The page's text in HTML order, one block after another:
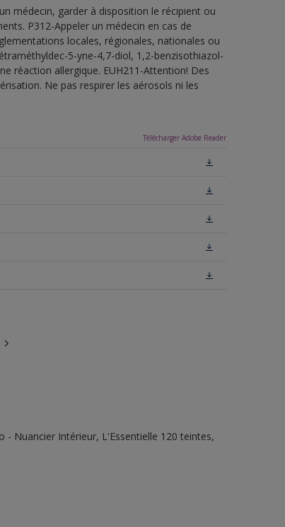
médecin, garder à disposition le récipient ou
P312-Appeler un médecin en cas de
locales, régionales, nationales ou
5-yne-4,7-diol, 1,2-benzisothiazol-
réaction allergique. EUH211-Attention! Des
Ne pas respirer les aérosols ni les
Télécharger Adobe Reader
- Nuancier Intérieur, L'Essentielle 120 teintes,